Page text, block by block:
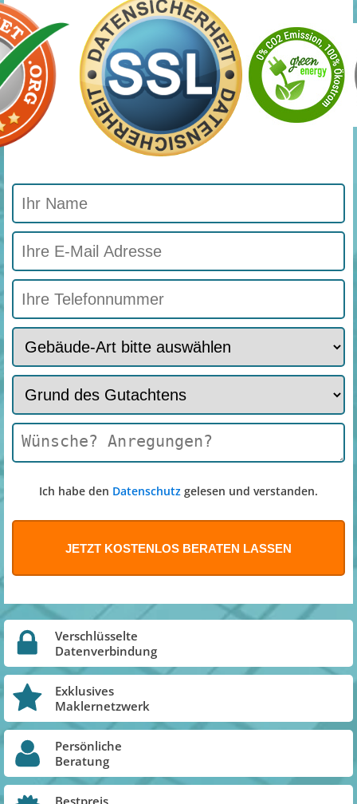
Ich habe den Datenschutz gelesen und verstanden.
Verschlüsselte
Datenverbindung
Exklusives
Maklernetzwerk
Persönliche
Beratung
Bestpreis